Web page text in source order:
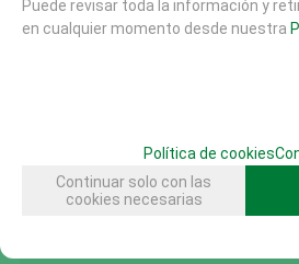
PRIMERA INFANCIA (214)
MUELLES Y BALANCINES (68)
TIOVIVOS , CARRUSELES Y DINAMICOS (25)
Puede revisar toda la información y
en cualquier momento desde nuestra
Política de cookies
Continuar solo con las
cookies necesarias